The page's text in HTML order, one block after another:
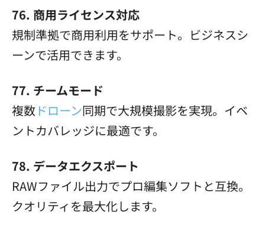
76. 商用ライセンス対応
規制準拠で商用利用をサポート。ビジネスシ
ーンで活用できます。
77. チームモード
複数 ドローン同期で大規模撮影を実現。イベ
ントカバレッジに最適です。
78. データエクスポート
RAWファイル出力でプロ編集ソフトと互換。
クオリティを最大化します。